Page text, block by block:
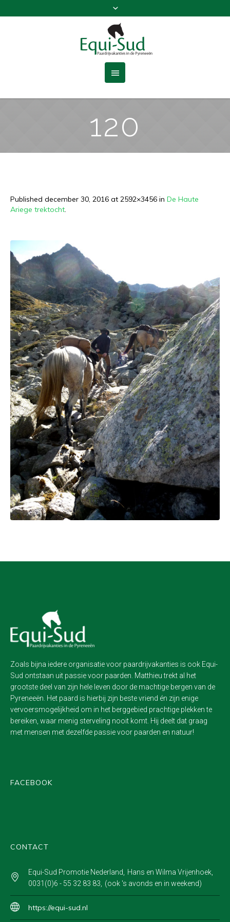
120
Published december 30, 2016 at 2592×3456 in De Haute
Ariege trektocht.
Zoals bijna iedere organisatie voor paardrijvakanties is ook Equi-
Sud ontstaan uit passie voor paarden. Matthieu trekt al het
grootste deel van zijn hele leven door de machtige bergen van de
Pyreneeën. Het paard is hierbij zijn beste vriend én zijn enige
vervoersmogelijkheid om in het berggebied prachtige plekken te
bereiken, waar menig sterveling nooit komt. Hij deelt dat graag
met mensen met dezelfde passie voor paarden en natuur!
FACEBOOK
CONTACT
Equi-Sud Promotie Nederland
Hans en Wilma Vrijenhoek
0031(0)6 - 55 32 83 83
(ook 's avonds en in weekend)
https://equi-sud.nl